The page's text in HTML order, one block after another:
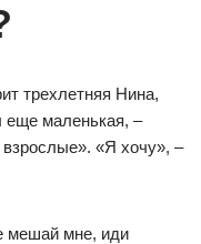
трехлетняя Нина,
еще маленькая, –
«Я хочу», –
мешай мне, иди